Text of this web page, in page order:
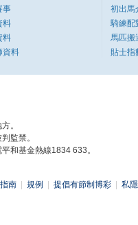
事
料
料
資料
初出馬
騎練配
馬匹搬
貼士指
。
監禁。
和基金熱線1834 633。
南 規例 提倡有節制博彩 私